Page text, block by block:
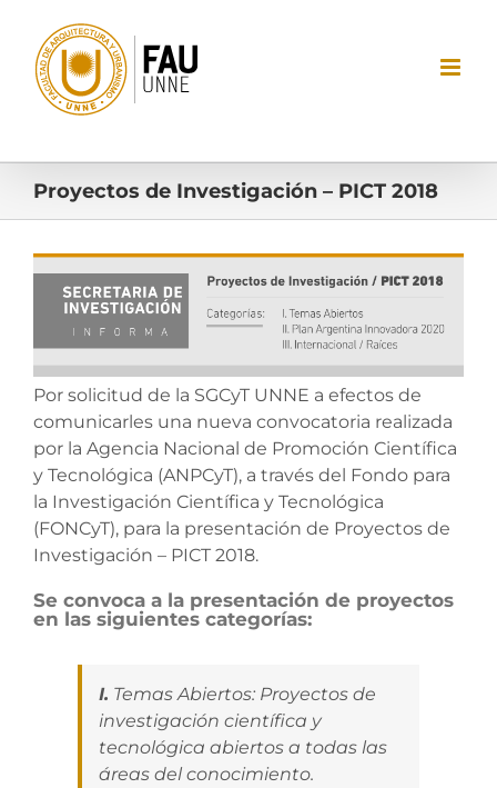
contenido
Proyectos de Investigación – PICT 2018
Ver
imagen
más
grande
Por solicitud de la SGCyT UNNE a efectos de
comunicarles una nueva convocatoria realizada
por la Agencia Nacional de Promoción Científica
y Tecnológica (ANPCyT), a través del Fondo para
la Investigación Científica y Tecnológica
(FONCyT), para la presentación de Proyectos de
Investigación – PICT 2018.
Se convoca a la presentación de proyectos
en las siguientes categorías:
I. Temas Abiertos: Proyectos de
investigación científica y
tecnológica abiertos a todas las
áreas del conocimiento.